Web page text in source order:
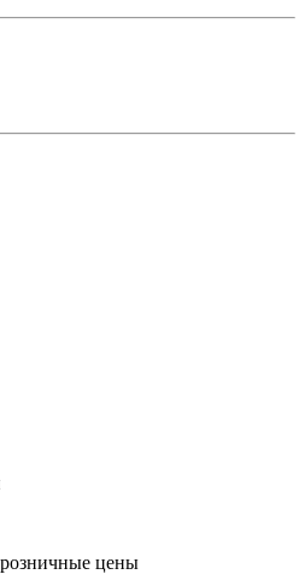
цены